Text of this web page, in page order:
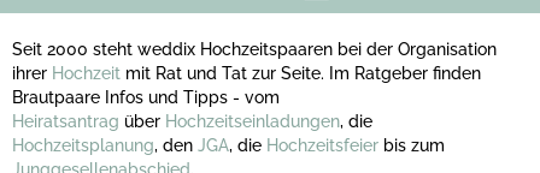
Seit 2000 steht weddix Hochzeitspaaren bei der Organisation
ihrer Hochzeit mit Rat und Tat zur Seite. Im Ratgeber finden
Brautpaare Infos und Tipps - vom
Heiratsantrag über Hochzeitseinladungen, die
Hochzeitsplanung, den JGA, die Hochzeitsfeier bis zum